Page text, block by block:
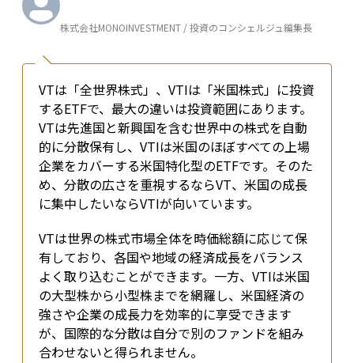
株式会社MONOINVESTMENT / 投資のコンシェルジュ編集長
VTは「全世界株式」、VTIは「米国株式」に投資
するETFで、最大の違いは投資範囲にあります。
VTは先進国と新興国を含む世界中の株式を自動
的に分散保有し、VTIは米国のほぼすべての上場
企業をカバーする米国特化型のETFです。そのた
め、分散の広さを重視するならVT、米国の成長
に集中したいならVTIが向いています。
VTは世界の株式市場全体を時価総額に応じて保
有しており、各国や地域の経済成長をバランス
よく取り込むことができます。一方、VTIは米国
の大型株から小型株までを網羅し、米国経済の
強さや企業の成長力を効率的に享受できます
が、国際的な分散は自分で別のファンドを組み
合わせないと得られません。